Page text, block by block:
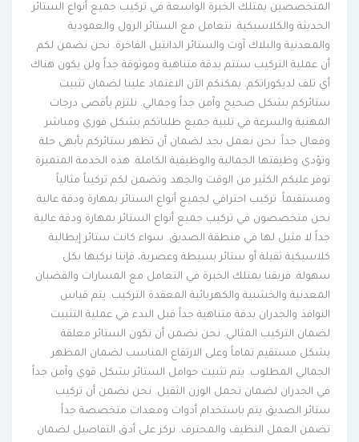
المتخصصين يمتلك الخبرة الواسعة في تركيب جميع أنواع الستائر
الحديثة والكلاسيكية. نتعامل مع الستائر الرول والعمودية
والمعدنية والبلاك آوت والستائر الدانتيل الفاخرة. نحن نضمن لكم
أن عملية التركيب ستتم بدقة متناهية وموثوقة جداً ولن يكون هناك
أي تلف لديكوراتكم. يمكنكم الآن الاعتماد علينا لضمان تثبيت
ستائركم بشكل صحيح وآمن جداً وجمالي. نلتزم بأقصى درجات
المهنية والسرعة في تلبية جميع طلباتكم بشكل فوري ومباشر
وفعال جداً. نحن نعمل بجد لضمان أن تظهر ستائركم بأبهى حلة
وتؤدي وظيفتها الجمالية والوظيفية الكاملة. هذه الخدمة المتميزة
توفر عليكم الكثير من الوقت والجهد وتضمن لكم تركيباً مثالياً
ومستقيماً. تركيب احترافي لجميع أنواع الستائر بمهارة ودقة عالية
نحن متخصصون في تركيب جميع أنواع الستائر بمهارة ودقة عالية
جداً لا مثيل لها في منطقة الصديق. سواء كانت ستائر إيطالية
كلاسيكية ثقيلة أو ستائر بسيطة وعصرية، فإننا نركبها بكل
سهولة. فريقنا يمتلك الخبرة في التعامل مع المسارات والقضبان
المعدنية والخشبية والكهربائية المعقدة التركيب. يتم قياس
النوافذ والجدران بدقة متناهية جداً قبل البدء في عملية التثبيت
لضمان التركيب المثالي. نحن نضمن أن تكون الستائر معلقة
بشكل مستقيم تماماً وعلى الارتفاع المناسب لضمان المظهر
الجمالي المطلوب. يتم تثبيت حوامل الستائر بشكل قوي وآمن جداً
في الجدران لضمان تحمل الوزن الثقيل. نحن نضمن أن تركيب
ستائر الصديق يتم باستخدام أدوات ومعدات متخصصة جداً
تضمن العمل النظيف والمحترف. نركز على أدق التفاصيل لضمان